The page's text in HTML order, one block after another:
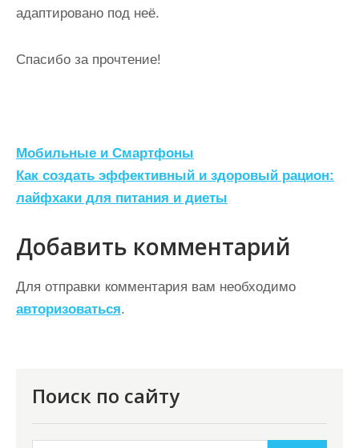
адаптировано под неё.
Спасибо за прочтение!
Н
а
в
и
г
а
ц
Мобильные и Смартфоны
Как создать эффективный и здоровый рацион:
лайфхаки для питания и диеты
Добавить комментарий
Для отправки комментария вам необходимо
авторизоваться.
Поиск по сайту